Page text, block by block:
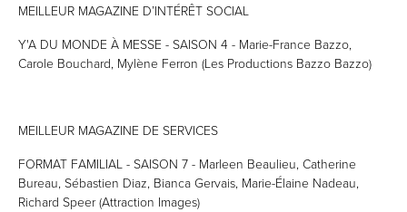
MEILLEUR MAGAZINE D’INTÉRÊT SOCIAL
Y'A DU MONDE À MESSE - SAISON 4 - Marie-France Bazzo,
Carole Bouchard, Mylène Ferron (Les Productions Bazzo Bazzo)
MEILLEUR MAGAZINE DE SERVICES
FORMAT FAMILIAL - SAISON 7 - Marleen Beaulieu, Catherine
Bureau, Sébastien Diaz, Bianca Gervais, Marie-Élaine Nadeau,
Richard Speer (Attraction Images)